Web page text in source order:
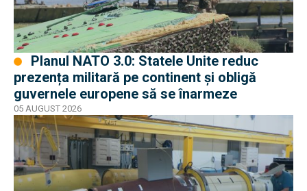
prezența militară pe continent și obligă
guvernele europene să se înarmeze
05 AUGUST 2026